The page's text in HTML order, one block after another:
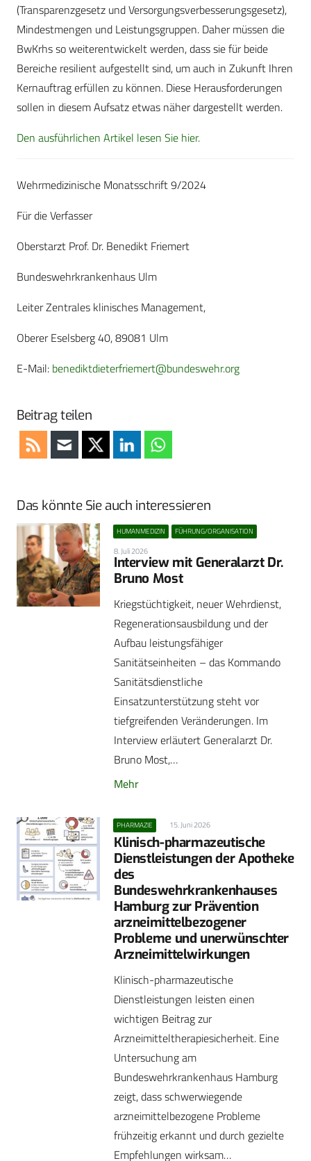
(Transparenzgesetz und Versorgungs­ver­besserungsgesetz),
Mindestmengen und Leis­tungs­gruppen. Daher müssen die
BwKrhs so weiterentwickelt werden, dass sie für beide
Bereiche resilient aufgestellt sind, um auch in Zukunft Ihren
Kernauftrag erfüllen zu können. Diese Herausforderungen
sollen in diesem Aufsatz etwas näher dargestellt werden.
Den ausführlichen Artikel lesen Sie hier.
Wehrmedizinische Monatsschrift 9/2024
Für die Verfasser
Oberstarzt Prof. Dr. Benedikt Friemert
Bundeswehrkrankenhaus Ulm
Leiter Zentrales klinisches Management,
Oberer Eselsberg 40, 89081 Ulm
E-Mail: benediktdieterfriemert@bundeswehr.org
Beitrag teilen
Das könnte Sie auch interessieren
HUMANMEDIZIN FÜHRUNG/ORGANISATION
8. Juli 2026
Interview mit Generalarzt Dr.
Bruno Most
Kriegstüchtigkeit, neuer Wehrdienst,
Regenerationsausbildung und der
Aufbau leistungsfähiger
Sanitätseinheiten – das Kommando
Sanitätsdienstliche
Einsatzunterstützung steht vor
tiefgreifenden Veränderungen. Im
Interview erläutert Generalarzt Dr.
Bruno Most,…
Mehr
PHARMAZIE 15. Juni 2026
Klinisch-pharmazeutische
Dienstleistungen der Apotheke
des
Bundeswehrkrankenhauses
Hamburg zur Prävention
arzneimittel­bezogener
Probleme und unerwünschter
Arzneimittelwirkungen
Klinisch-pharmazeutische
Dienstleistungen leisten einen
wichtigen Beitrag zur
Arzneimitteltherapiesicherheit. Eine
Untersuchung am
Bundeswehrkrankenhaus Hamburg
zeigt, dass schwerwiegende
arzneimittelbezogene Probleme
frühzeitig erkannt und durch gezielte
Empfehlungen wirksam…